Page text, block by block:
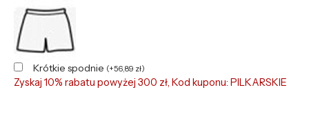
Krótkie spodnie (+56,89 zł)
Zyskaj 10% rabatu powyżej 300 zł, Kod kuponu: PILKARSKIE